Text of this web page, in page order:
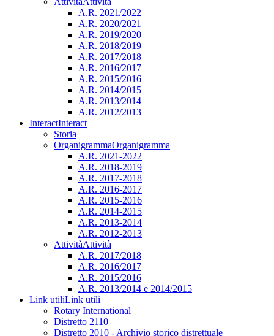
A.R. 2021/2022
A.R. 2020/2021
A.R. 2019/2020
A.R. 2018/2019
A.R. 2017/2018
A.R. 2016/2017
A.R. 2015/2016
A.R. 2014/2015
A.R. 2013/2014
A.R. 2012/2013
InteractInteract
Storia
OrganigrammaOrganigramma
A.R. 2021-2022
A.R. 2018-2019
A.R. 2017-2018
A.R. 2016-2017
A.R. 2015-2016
A.R. 2014-2015
A.R. 2013-2014
A.R. 2012-2013
AttivitàAttività
A.R. 2017/2018
A.R. 2016/2017
A.R. 2015/2016
A.R. 2013/2014 e 2014/2015
Link utiliLink utili
Rotary International
Distretto 2110
Distretto 2010 - Archivio storico distrettuale